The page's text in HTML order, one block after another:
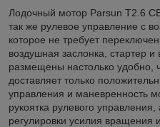
Лодочный мотор Parsun T2.6
так же рулевое управление с
которое не требует
воздушная заслонка, стартер и
размещены настолько удобно,
доставляет только
управления и маневренность
рукоятка рулевого
регулировки усилия вращения